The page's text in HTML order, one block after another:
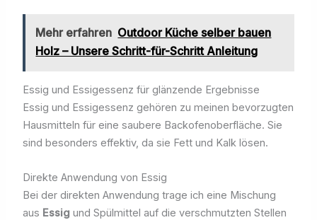
Mehr erfahren Outdoor Küche selber bauen
Holz – Unsere Schritt-für-Schritt Anleitung
Essig und Essigessenz für glänzende Ergebnisse
Essig und Essigessenz gehören zu meinen bevorzugten
Hausmitteln für eine saubere Backofenoberfläche. Sie
sind besonders effektiv, da sie Fett und Kalk lösen.
Direkte Anwendung von Essig
Bei der direkten Anwendung trage ich eine Mischung
aus Essigund Spülmittel auf die verschmutzten Stellen